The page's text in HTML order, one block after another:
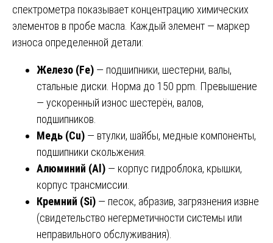
спектрометра показывает концентрацию химических
элементов в пробе масла. Каждый элемент — маркер
износа определенной детали:
Железо (Fe) — подшипники, шестерни, валы,
стальные диски. Норма до 150 ppm. Превышение
— ускоренный износ шестерён, валов,
подшипников.
Медь (Cu) — втулки, шайбы, медные компоненты,
подшипники скольжения.
Алюминий (Al) — корпус гидроблока, крышки,
корпус трансмиссии.
Кремний (Si) — песок, абразив, загрязнения извне
(свидетельство негерметичности системы или
неправильного обслуживания).